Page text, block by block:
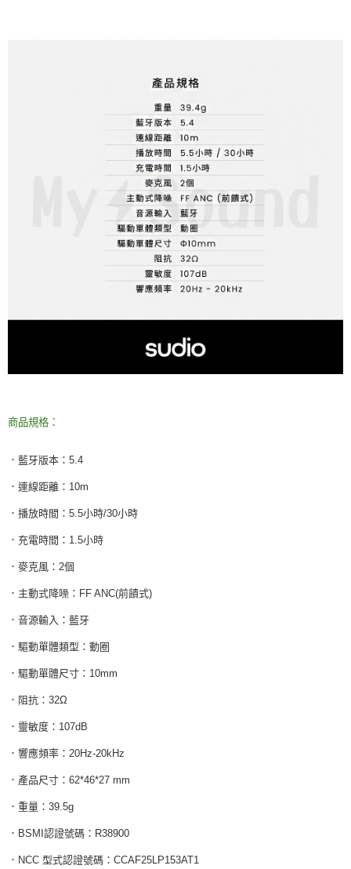
商品規格：
．藍牙版本：5.4
．連線距離：10m
．播放時間：5.5小時/30小時
．充電時間：1.5小時
．麥克風：2個
．主動式降噪：FF ANC(前饋式)
．音源輸入：藍牙
．驅動單體類型：動圈
．驅動單體尺寸：10mm
．阻抗：32Ω
．靈敏度：107dB
．響應頻率：20Hz-20kHz
．產品尺寸：62*46*27 mm
．重量：39.5g
．BSMI認證號碼：R38900
．NCC 型式認證號碼：CCAF25LP153AT1